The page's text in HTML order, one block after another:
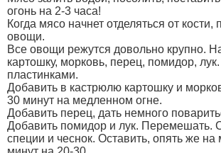
огонь на 2-3 часа!
Когда мясо начнет отделяться от кости,
овощи.
Все овощи режутся довольно крупно.
картошку, морковь, перец, помидор,
пластинками.
Добавить в кастрюлю картошку и
30 минут на медленном огне.
Добавить перец, дать немного
Добавить помидор и лук. Перемешать.
специи и чеснок. Оставить, опять же